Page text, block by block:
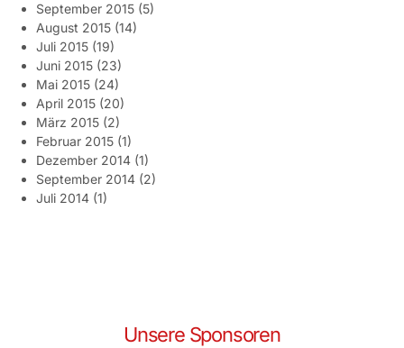
September 2015 (5)
August 2015 (14)
Juli 2015 (19)
Juni 2015 (23)
Mai 2015 (24)
April 2015 (20)
März 2015 (2)
Februar 2015 (1)
Dezember 2014 (1)
September 2014 (2)
Juli 2014 (1)
Unsere Sponsoren